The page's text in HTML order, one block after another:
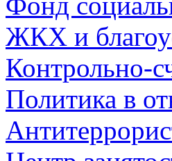
ЖКХ и
Контрольно-
Политика в